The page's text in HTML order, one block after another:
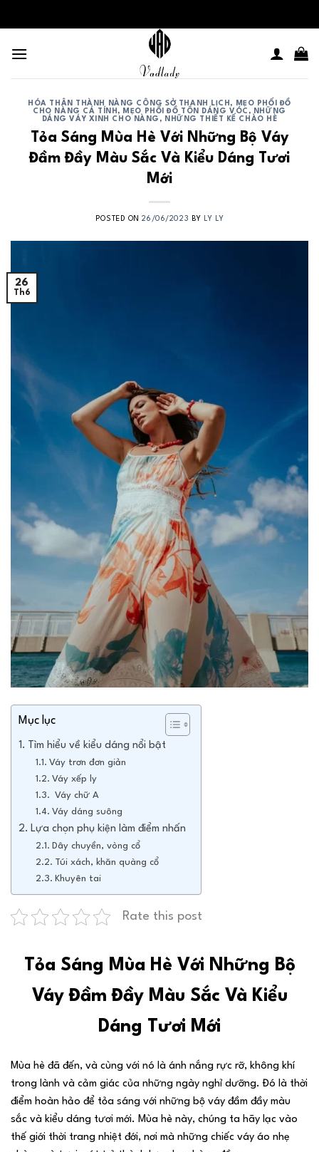
to
HÓA THÂN THÀNH NÀNG CÔNG SỞ THANH LỊCH ,
MẸO PHỐI ĐỒ
CHO NÀNG CÁ TÍNH , MẸO PHỐI ĐỒ TÔN DÁNG VÓC , NHỮNG
DÁNG VÁY XINH CHO NÀNG , NHỮNG THIẾT KẾ CHÀO HÈ
Tỏa Sáng Mùa Hè Với Những Bộ Váy
Đầm Đầy Màu Sắc Và Kiểu Dáng Tươi
Mới
POSTED ON26/06/2023 BY LY LY
26
Th6
Mục lục
Tìm hiểu về kiểu dáng nổi bật
Váy trơn đơn giản
Váy xếp ly
Váy chữ A
Váy dáng suông
Lựa chọn phụ kiện làm điểm nhấn
Dây chuyền, vòng cổ
Túi xách, khăn quàng cổ
Khuyên tai
Rate this post
Tỏa Sáng Mùa Hè Với Những Bộ
Váy Đầm Đầy Màu Sắc Và Kiểu
Dáng Tươi Mới
Mùa hè đã đến, và cùng với nó là ánh nắng rực rỡ, không khí
trong lành và cảm giác của những ngày nghỉ dưỡng. Đó là thời
điểm hoàn hảo để tỏa sáng với những bộ váy đầm đầy màu
sắc và kiểu dáng tươi mới. Mùa hè này, chúng ta hãy lạc vào
thế giới thời trang nhiệt đới, nơi mà những chiếc váy áo nhẹ